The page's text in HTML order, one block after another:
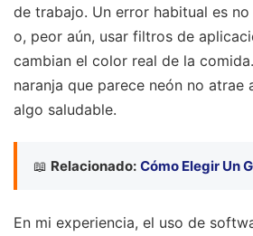
de trabajo. Un error habitual es
o, peor aún, usar filtros de
cambian el color real de la
naranja que parece neón no atrae
algo saludable.
📖 Relacionado: Cómo Elegir Un
En mi experiencia, el uso de